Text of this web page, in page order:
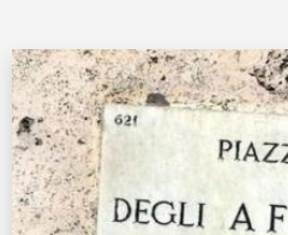
Education
Guide
Quotazioni
Conto IG